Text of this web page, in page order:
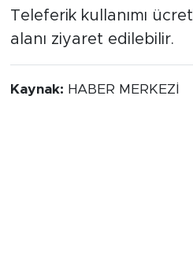
Teleferik kullanımı
alanı ziyaret edilebilir.
Kaynak: HABER MERKEZİ